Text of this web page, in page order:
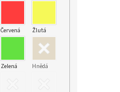
Červená Žlutá
Zelená Hnědá